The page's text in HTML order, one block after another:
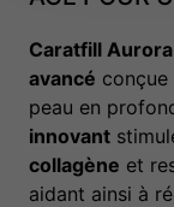
Caratfill Aurora
avancé
peau en
innovant
collagène et
aidant ainsi à